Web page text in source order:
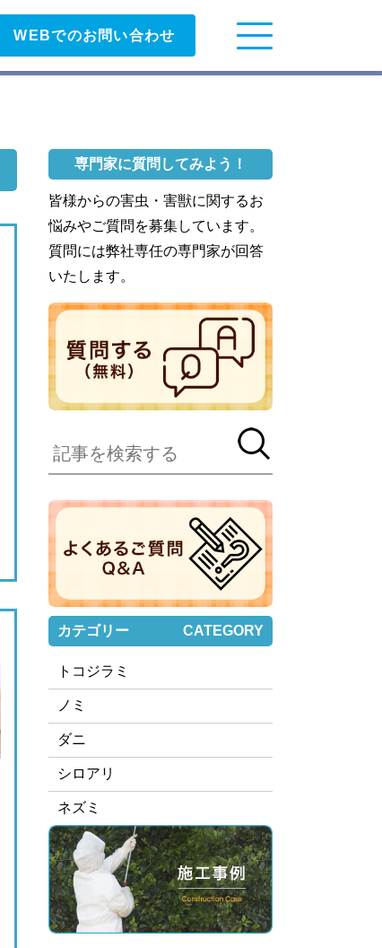
WEBでのお問い合わせ
専門家に質問してみよう！
皆様からの害虫・害獣に関するお
悩みやご質問を募集しています。
質問には弊社専任の専門家が回答
いたします。
カテゴリー CATEGORY
トコジラミ
ノミ
ダニ
シロアリ
ネズミ